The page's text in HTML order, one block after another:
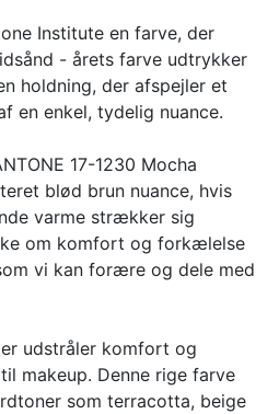
Institute en farve, der
- årets farve udtrykker
holdning, der afspejler et
en enkel, tydelig nuance.
17-1230 Mocha
blød brun nuance, hvis
varme strækker sig
om komfort og forkælelse
vi kan forære og dele med
udstråler komfort og
makeup. Denne rige farve
som terracotta, beige